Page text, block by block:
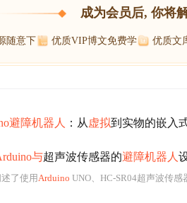
成为会员后, 你将
随意下 优质VIP博文免费学 优质文
避障机器人 ：从 虚拟到实物的嵌入
与超声波传感器的避障机器人
了使用Arduino UNO、HC-SR04超声波传